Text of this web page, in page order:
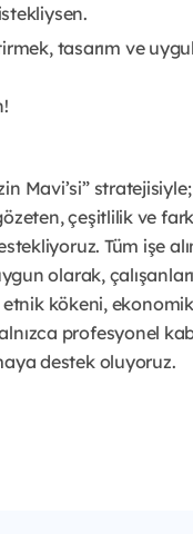
tasarım ve
Mavi’si”
çeşitlilik ve
Tüm işe
olarak,
kökeni,
profesyonel
destek oluyoruz.